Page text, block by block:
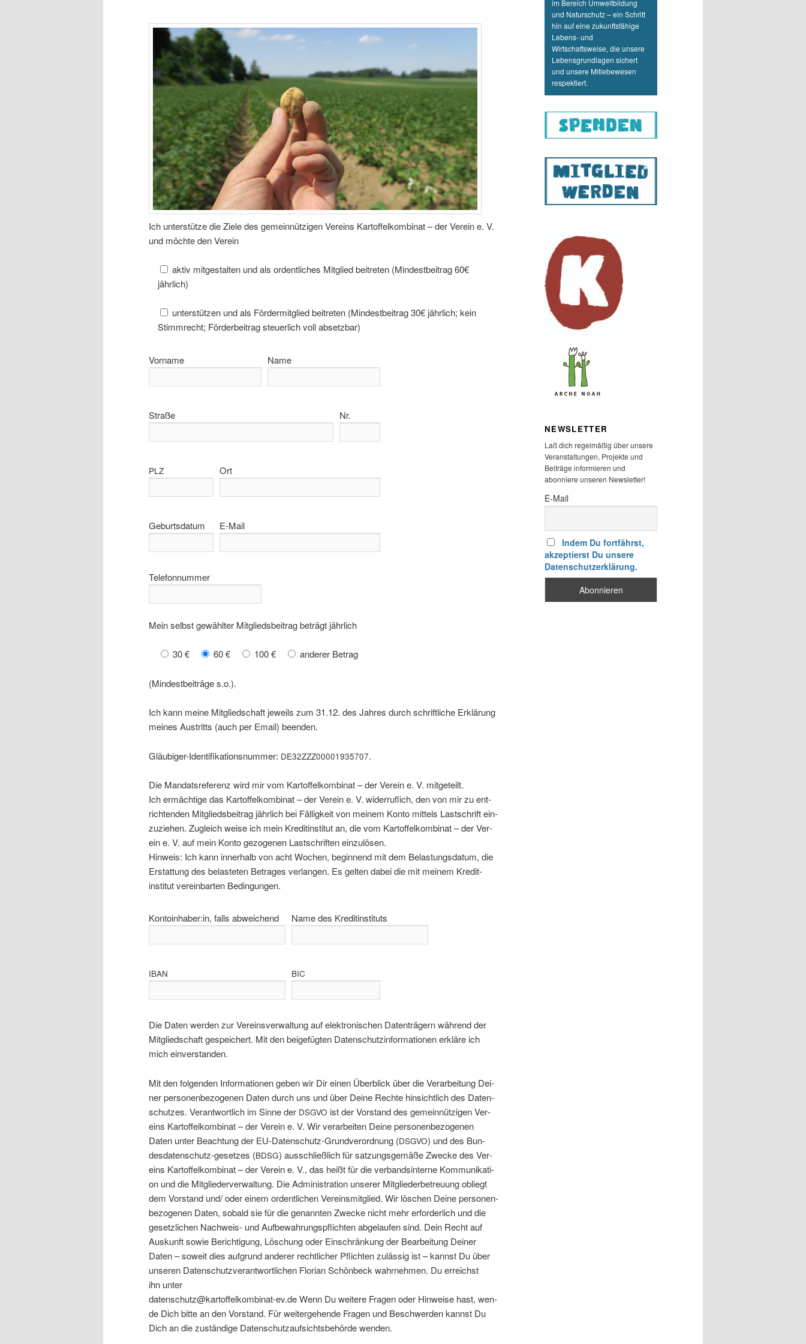
Ich unter­stüt­ze die Zie­le des gemein­nüt­zi­gen Ver­eins Kar­tof­fel­kom­bi­nat – der Ver­ein e. V.
und möch­te den Verein
aktiv mit­ge­stal­ten und als ordent­li­ches Mit­glied bei­tre­ten (Min­dest­bei­trag 60€
jährlich)
unter­stüt­zen und als För­der­mit­glied bei­tre­ten (Min­dest­bei­trag 30€ jähr­lich; kein
Stimm­recht; För­der­bei­trag steu­er­lich voll absetzbar)
Vorname Name
Straße Nr.
PLZ Ort
Geburtsdatum E‑Mail
Telefonnummer
Mein selbst gewähl­ter Mit­glieds­bei­trag beträgt jährlich
30 € 60 € 100 € ande­rer Betrag
(Min­dest­bei­trä­ge s.o.).
Ich kann mei­ne Mit­glied­schaft jeweils zum 31.12. des Jah­res durch schrift­li­che Erklä­rung
mei­nes Aus­tritts (auch per Email) beenden.
Gläu­bi­ger-Iden­ti­fi­ka­ti­ons­num­mer: DE32ZZZ00001935707.
Die Man­dats­re­fe­renz wird mir vom Kar­tof­fel­kom­bi­nat – der Ver­ein e. V. mitgeteilt.
Ich ermäch­ti­ge das Kar­tof­fel­kom­bi­nat – der Ver­ein e. V. wider­ruf­lich, den von mir zu ent­
rich­ten­den Mit­glieds­bei­trag jähr­lich bei Fäl­lig­keit von mei­nem Kon­to mit­tels Last­schrift ein­
zu­zie­hen. Zugleich wei­se ich mein Kre­dit­in­sti­tut an, die vom Kar­tof­fel­kom­bi­nat – der Ver­
ein e. V. auf mein Kon­to gezo­ge­nen Last­schrif­ten einzulösen.
Hin­weis: Ich kann inner­halb von acht Wochen, begin­nend mit dem Belas­tungs­da­tum, die
Erstat­tung des belas­te­ten Betra­ges ver­lan­gen. Es gel­ten dabei die mit mei­nem Kre­dit-
insti­tut ver­ein­bar­ten Bedingungen.
Kontoinhaber:in, falls abweichend Name des Kreditinstituts
IBAN BIC
Die Daten wer­den zur Ver­eins­ver­wal­tung auf elek­tro­ni­schen Daten­trä­gern wäh­rend der
Mit­glied­schaft gespei­chert. Mit den bei­gefüg­ten Daten­schutz­in­for­ma­tio­nen erklä­re ich
mich einverstanden.
Mit den fol­gen­den Infor­ma­tio­nen geben wir Dir einen Über­blick über die Ver­ar­bei­tung Dei­
ner per­so­nen­be­zo­ge­nen Daten durch uns und über Dei­ne Rech­te hin­sicht­lich des Daten­
schut­zes. Ver­ant­wort­lich im Sin­ne der DSGVO ist der Vor­stand des gemein­nüt­zi­gen Ver­
eins Kar­tof­fel­kom­bi­nat – der Ver­ein e. V. Wir ver­ar­bei­ten Dei­ne per­so­nen­be­zo­ge­nen
Daten unter Beach­tung der EU-Daten­schutz-Grund­ver­ord­nung (DSGVO) und des Bun­
des­da­ten­schutz-geset­zes (BDSG) aus­schließ­lich für sat­zungs­ge­mä­ße Zwe­cke des Ver­
eins Kar­tof­fel­kom­bi­nat – der Ver­ein e. V., das heißt für die ver­bands­in­ter­ne Kom­mu­ni­ka­ti­
on und die Mit­glie­der­ver­wal­tung. Die Admi­nis­tra­ti­on unse­rer Mit­glie­der­be­treu­ung obliegt
dem Vor­stand und/ oder einem ordent­li­chen Ver­eins­mit­glied. Wir löschen Dei­ne per­so­nen­
be­zo­ge­nen Daten, sobald sie für die genann­ten Zwe­cke nicht mehr erfor­der­lich und die
gesetz­li­chen Nach­weis- und Auf­be­wah­rungs­pflich­ten abge­lau­fen sind. Dein Recht auf
Aus­kunft sowie Berich­ti­gung, Löschung oder Ein­schrän­kung der Bear­bei­tung Dei­ner
Daten – soweit dies auf­grund ande­rer recht­li­cher Pflich­ten zuläs­sig ist – kannst Du über
unse­ren Daten­schutz­ver­ant­wort­li­chen Flo­ri­an Schön­beck wahr­neh­men. Du erreichst
ihn unter
datenschutz@kartoffelkombinat-ev.de Wenn Du wei­te­re Fra­gen oder Hin­wei­se hast, wen­
de Dich bit­te an den Vor­stand. Für wei­ter­ge­hen­de Fra­gen und Beschwer­den kannst Du
Dich an die zustän­di­ge Daten­schutz­auf­sichts­be­hör­de wenden.
im Bereich Umweltbildung
und Naturschutz – ein Schritt
hin auf eine zukunftsfähige
Lebens- und
Wirtschaftsweise, die unsere
Lebensgrundlagen sichert
und unsere Mitlebewesen
respektiert.
NEWSLETTER
Laß dich regelmäßig über unsere
Veranstaltungen, Projekte und
Beiträge informieren und
abonniere unseren Newsletter!
E-Mail
Indem Du fortfährst,
akzeptierst Du unsere
Datenschutzerklärung.